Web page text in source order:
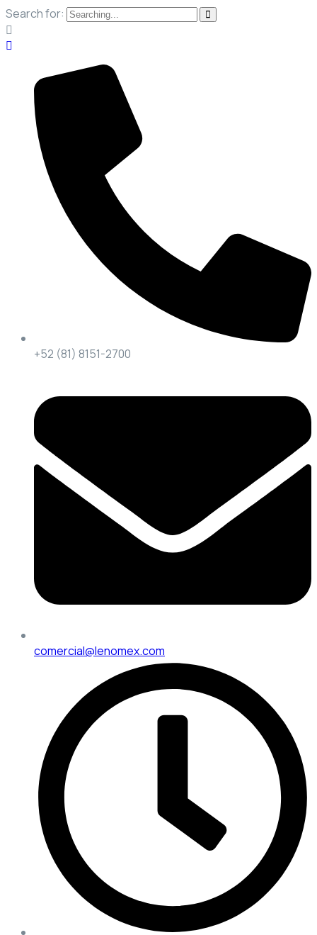
Search for:
+52 (81) 8151-2700
comercial@lenomex.com